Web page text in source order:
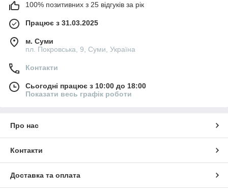
100% позитивних з 25 відгуків за рік
Працює з 31.03.2025
м. Суми
пл. Покровська, 9, Суми, Україна
Контакти
Сьогодні працює з 10:00 до 18:00
Показати весь графік роботи
Про нас
Контакти
Доставка та оплата